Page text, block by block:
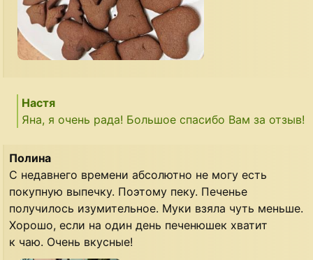
Настя
Яна, я очень рада! Большое спасибо Вам за отзыв!
Полина
С недавнего времени абсолютно не могу есть
покупную выпечку. Поэтому пеку. Печенье
получилось изумительное. Муки взяла чуть меньше.
Хорошо, если на один день печенюшек хватит
к чаю. Очень вкусные!